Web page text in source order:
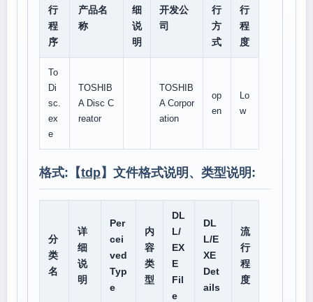
行
程
序
产品名
称
细
说
明
开发公
司
行
方
式
行
程
度
To
Di
sc.
ex
e
TOSHIB
A Disc C
reator
TOSHIB
A Corpor
ation
op
en
Lo
w
格式:【tdp】文件格式说明、类型说明:
分
类
名
详
细
说
明
Per
cei
ved
Typ
e
内
容
类
型
DL
L/
EX
E
Fil
e
DL
L/E
XE
Det
ails
流
行
程
度